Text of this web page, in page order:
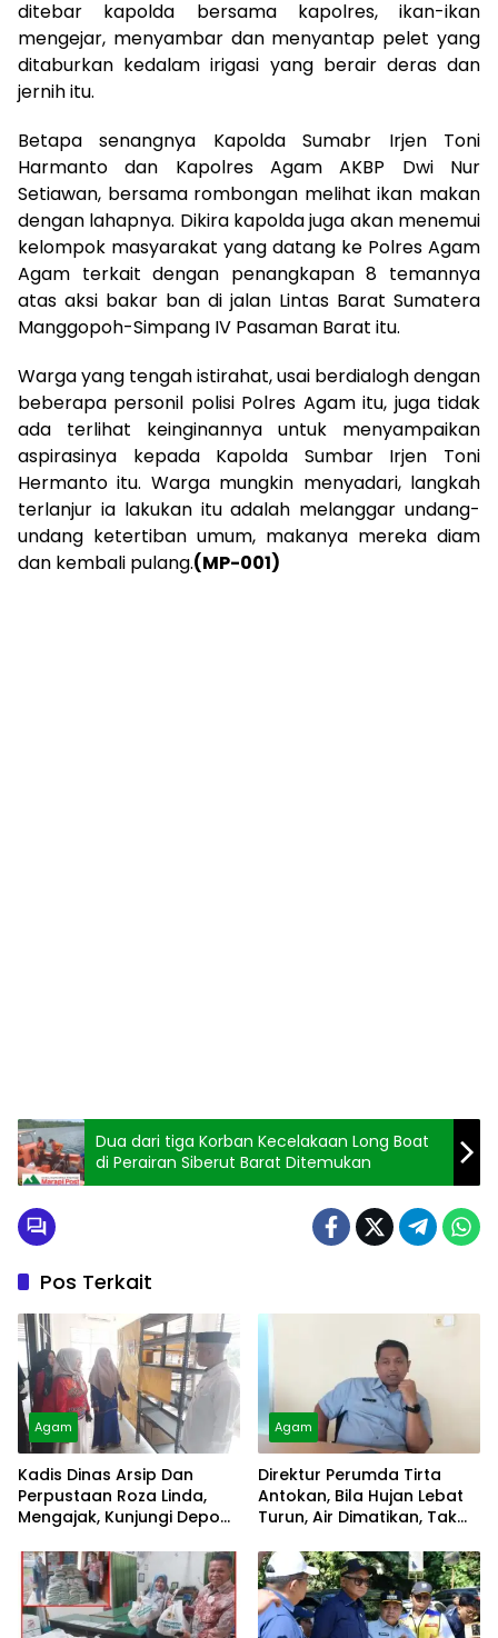
ditebar kapolda bersama kapolres, ikan-ikan
mengejar, menyambar dan menyantap pelet yang
ditaburkan kedalam irigasi yang berair deras dan
jernih itu.
Betapa senangnya Kapolda Sumabr Irjen Toni
Harmanto dan Kapolres Agam AKBP Dwi Nur
Setiawan, bersama rombongan melihat ikan makan
dengan lahapnya. Dikira kapolda juga akan menemui
kelompok masyarakat yang datang ke Polres Agam
Agam terkait dengan penangkapan 8 temannya
atas aksi bakar ban di jalan Lintas Barat Sumatera
Manggopoh-Simpang IV Pasaman Barat itu.
Warga yang tengah istirahat, usai berdialogh dengan
beberapa personil polisi Polres Agam itu, juga tidak
ada terlihat keinginannya untuk menyampaikan
aspirasinya kepada Kapolda Sumbar Irjen Toni
Hermanto itu. Warga mungkin menyadari, langkah
terlanjur ia lakukan itu adalah melanggar undang-
undang ketertiban umum, makanya mereka diam
dan kembali pulang.(MP-001)
Dua dari tiga Korban Kecelakaan Long Boat
di Perairan Siberut Barat Ditemukan
Pos Terkait
Agam
Kadis Dinas Arsip Dan
Perpustaan Roza Linda,
Mengajak, Kunjungi Depo
Agam
Direktur Perumda Tirta
Antokan, Bila Hujan Lebat
Turun, Air Dimatikan, Tak